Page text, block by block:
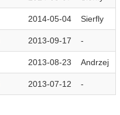
2014-05-04 Sierfly
2013-09-17 -
2013-08-23 Andrzej
2013-07-12 -